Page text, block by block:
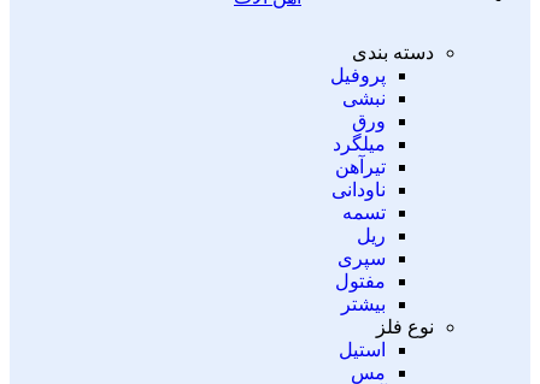
دسته بندی
پروفیل
نبشی
ورق
میلگرد
تیرآهن
ناودانی
تسمه
ریل
سپری
مفتول
بیشتر
نوع فلز
استیل
مس